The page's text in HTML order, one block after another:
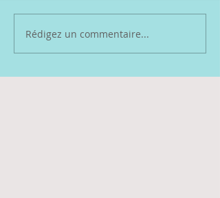
Rédigez un commentaire...